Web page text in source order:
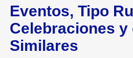
Eventos, Tipo
Celebraciones y
Similares